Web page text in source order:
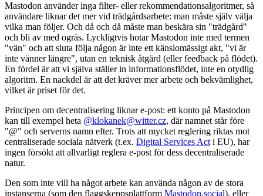
Mastodon använder inga filter- eller rekommendationsalgoritmer, så
användare liknar det mer vid trädgårdsarbete: man måste själv välja
vilka man följer. Och då och då måste man beskära sin "trädgård"
och bli av med ogräs. Lyckligtvis hotar Mastodon inte med termen
"vän" och att sluta följa någon är inte ett känslomässigt akt, "vi är
inte vänner längre", utan en teknisk åtgärd (eller feedback på flödet).
En fördel är att vi själva ställer in informationsflödet, inte en otydlig
algoritm. En nackdel är att det kräver mer arbete och bekvämlighet,
vilket är priset för det.
Principen om decentralisering liknar e-post: ett konto på Mastodon
kan till exempel heta @klokanek@witter.cz, där namnet står före
"@" och serverns namn efter. Trots att mycket reglering riktas mot
centraliserade sociala nätverk (t.ex. Digital Services Acti EU), har
ingen försökt att allvarligt reglera e-post för dess decentraliserade
natur.
Den som inte vill ha något arbete kan använda någon av de stora
instanserna (som den flaggskeppsplattform Mastodon.social), eller